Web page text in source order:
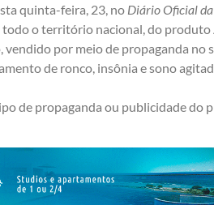
quinta-feira, 23, no Diário Oficial
o território nacional, do produto
por meio de propaganda no
de ronco, insônia e sono
de propaganda ou publicidade do